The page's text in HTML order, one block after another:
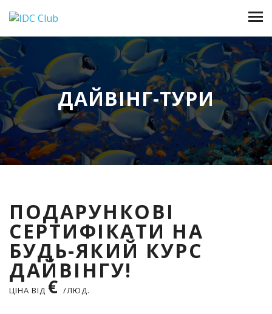
ДАЙВІНГ-ТУРИ
ПОДАРУНКОВІ
СЕРТИФІКАТИ НА
БУДЬ-ЯКИЙ КУРС
ДАЙВІНГУ!
ЦІНА ВІД € /ЛЮД.